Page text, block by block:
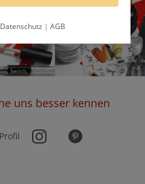
uns besser kennen
Profil
Datenschutz | AGB